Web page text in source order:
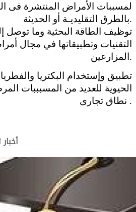
لمسببات الأمراض المنتشرة فى
بالطرق التقليديـة أو الحديثة.
توظيف الطاقة البحثية وما توصل
التقنيات وتطبيقاتها في مجال
المزارعين.
تطبيق وإستخدام البكتريا
الحيوية للعديد من المسبببات
نطاق تجارى .